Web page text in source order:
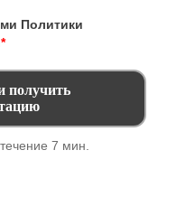
Политики
*
7 мин.